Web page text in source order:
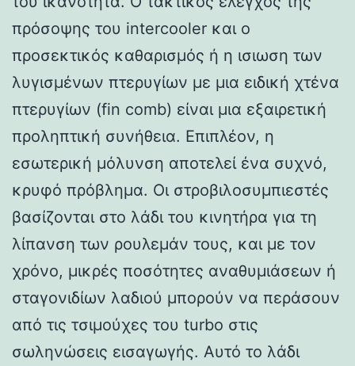
πρόσοψης του intercooler και ο
προσεκτικός καθαρισμός ή η ισιωση των
λυγισμένων πτερυγίων με μια ειδική χτένα
πτερυγίων (fin comb) είναι μια εξαιρετική
προληπτική συνήθεια. Επιπλέον, η
εσωτερική μόλυνση αποτελεί ένα συχνό,
κρυφό πρόβλημα. Οι στροβιλοσυμπιεστές
βασίζονται στο λάδι του κινητήρα για τη
λίπανση των ρουλεμάν τους, και με τον
χρόνο, μικρές ποσότητες αναθυμιάσεων ή
σταγονιδίων λαδιού μπορούν να περάσουν
από τις τσιμούχες του turbo στις
σωληνώσεις εισαγωγής. Αυτό το λάδι